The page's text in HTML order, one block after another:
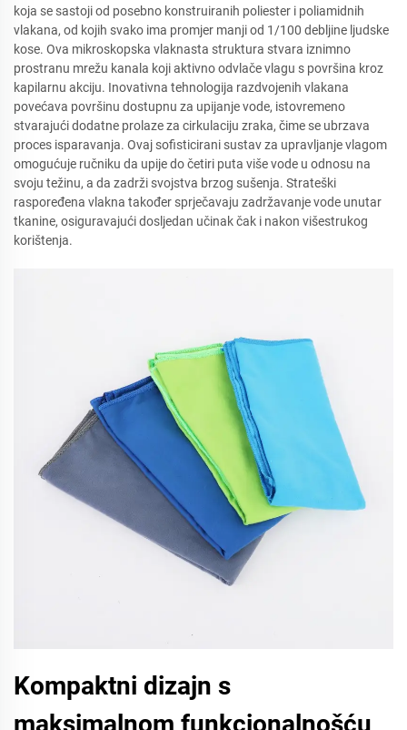
koja se sastoji od posebno konstruiranih poliester i poliamidnih
vlakana, od kojih svako ima promjer manji od 1/100 debljine ljudske
kose. Ova mikroskopska vlaknasta struktura stvara iznimno
prostranu mrežu kanala koji aktivno odvlače vlagu s površina kroz
kapilarnu akciju. Inovativna tehnologija razdvojenih vlakana
povećava površinu dostupnu za upijanje vode, istovremeno
stvarajući dodatne prolaze za cirkulaciju zraka, čime se ubrzava
proces isparavanja. Ovaj sofisticirani sustav za upravljanje vlagom
omogućuje ručniku da upije do četiri puta više vode u odnosu na
svoju težinu, a da zadrži svojstva brzog sušenja. Strateški
raspoređena vlakna također sprječavaju zadržavanje vode unutar
tkanine, osiguravajući dosljedan učinak čak i nakon višestrukog
korištenja.
Kompaktni dizajn s